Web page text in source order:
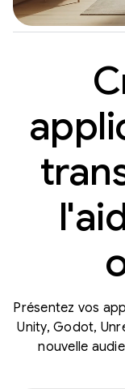
Présentez vos
Unity, Godot,
nouvelle